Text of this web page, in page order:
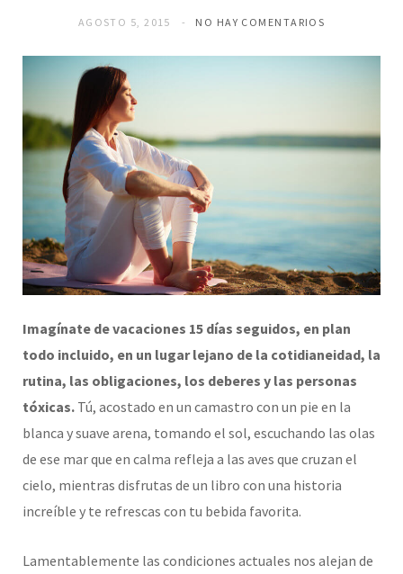
AGOSTO 5, 2015 NO HAY COMENTARIOS
Imagínate de vacaciones 15 días seguidos, en plan
todo incluido, en un lugar lejano de la cotidianeidad, la
rutina, las obligaciones, los deberes y las personas
tóxicas. Tú, acostado en un camastro con un pie en la
blanca y suave arena, tomando el sol, escuchando las olas
de ese mar que en calma refleja a las aves que cruzan el
cielo, mientras disfrutas de un libro con una historia
increíble y te refrescas con tu bebida favorita.
Lamentablemente las condiciones actuales nos alejan de